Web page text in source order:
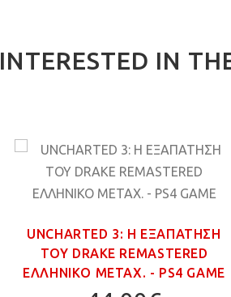
IN
UNCHARTED 3: Η ΕΞΑΠΑΤΗΣΗ
ΤΟΥ DRAKE REMASTERED
ΕΛΛΗΝΙΚΟ ΜΕΤΑΧ. - PS4 GAME